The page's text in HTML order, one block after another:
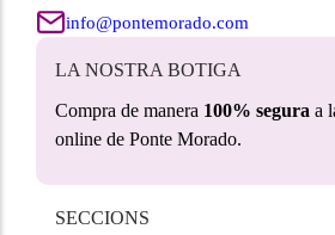
info@pontemorado.com
LA NOSTRA BOTIGA
Compra de manera 100% segura a
online de Ponte Morado.
SECCIONS